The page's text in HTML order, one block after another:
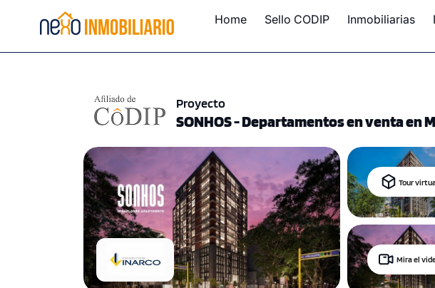
Home Sello CODIP Inmobiliarias
Proyecto
SONHOS - Departamentos en venta en
Tour
Mira el